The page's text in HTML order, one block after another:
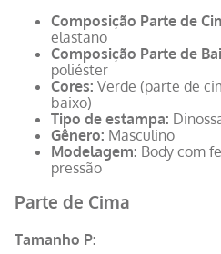
Composição Parte de
elastano
Composição Parte de
poliéster
Cores: Verde (parte de
baixo)
Tipo de estampa:
Gênero: Masculino
Modelagem: Body com
pressão
Parte de Cima
Tamanho P: